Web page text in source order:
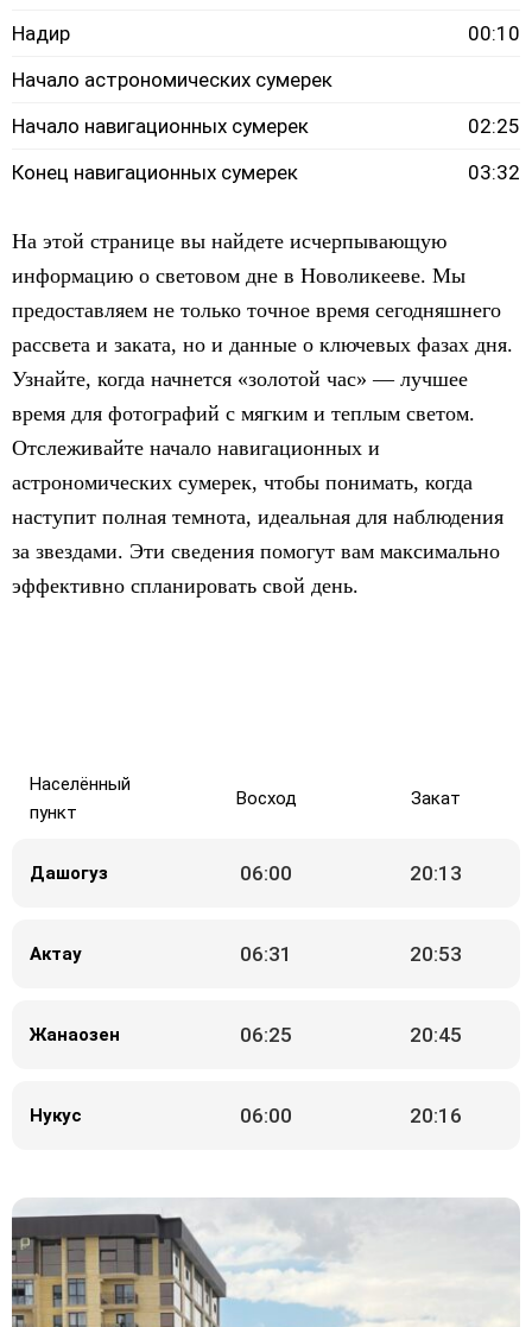
Надир
00:10
Начало астрономических сумерек
Начало навигационных сумерек
02:25
Конец навигационных сумерек
03:32
На этой странице вы найдете исчерпывающую
информацию о световом дне в Новоликееве. Мы
предоставляем не только точное время сегодняшнего
рассвета и заката, но и данные о ключевых фазах дня.
Узнайте, когда начнется «золотой час» — лучшее
время для фотографий с мягким и теплым светом.
Отслеживайте начало навигационных и
астрономических сумерек, чтобы понимать, когда
наступит полная темнота, идеальная для наблюдения
за звездами. Эти сведения помогут вам максимально
эффективно спланировать свой день.
Населённый
пункт
Восход Закат
Дашогуз 06:00 20:13
Актау 06:31 20:53
Жанаозен 06:25 20:45
Нукус 06:00 20:16